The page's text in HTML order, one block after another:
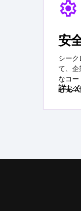
安
シー
て、企
なコ
と完全
詳し